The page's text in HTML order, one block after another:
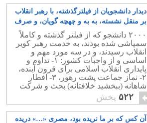
دیدار دانشجویان از فیلترگذشته، با رهبر انقلاب
بر منقل نشسته، به به و چهچه گویان، و صرف
افطار
۲۲
۲۰۰۰ دانشجو که از فیلتر گذشته و کاملاً
سمپاشی شده بودند، به خدمت رهبر کویر
انقلاب رسیدند، و در سه مورد مهم و
اساسی و از واجبات کشور: ۱- تداوم و
پایداری انقلاب اسلامی برای قرون آینده،
۲- نماز جماعت پشت رهور، ۳- افطار
شاهانه (ببخشید خلافتانه) بحث و شرکت
نمودند.
۵۲۲ پخش
آن کس که بر ما نریده بود، مصری «…» دریده